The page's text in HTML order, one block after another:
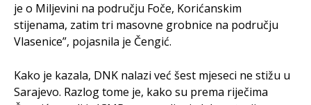
je o Miljevini na području Foče, Korićanskim
stijenama, zatim tri masovne grobnice na području
Vlasenice”, pojasnila je Čengić.
Kako je kazala, DNK nalazi već šest mjeseci ne stižu u
Sarajevo. Razlog tome je, kako su prema riječima